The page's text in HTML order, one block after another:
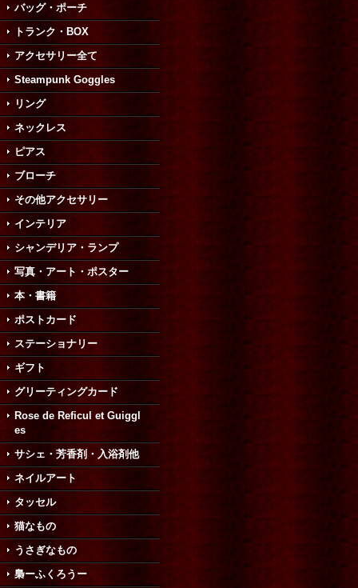
バッグ・ポーチ
トランク・BOX
アクセサリー全て
Steampunk Goggles
リング
ネックレス
ピアス
ブローチ
その他アクセサリー
インテリア
シャンデリア・ランプ
写真・アート・ポスター
本・書籍
ポストカード
ステーショナリー
ギフト
グリーティングカード
Rose de Reficul et Guiggl
es
サシェ・芳香剤・入浴剤他
ネイルアート
タッセル
猫なもの
うさぎなもの
梟ーふくろうー